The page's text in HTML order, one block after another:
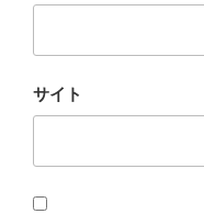
サイト